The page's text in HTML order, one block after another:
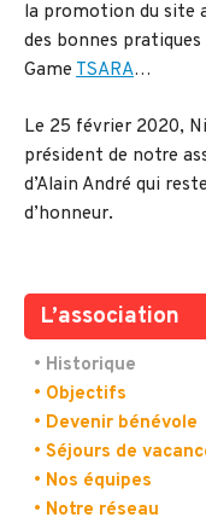
la promotion du site
des bonnes
Game TSARA…
Le 25 février 2020,
président de notre
d’Alain André qui
d’honneur.
L’association
• Historique
• Objectifs
• Devenir bénévole
• Séjours de
• Nos équipes
• Notre réseau